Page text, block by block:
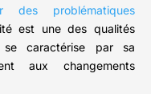
des problématiques
est une des qualités
se caractérise par sa
aux changements